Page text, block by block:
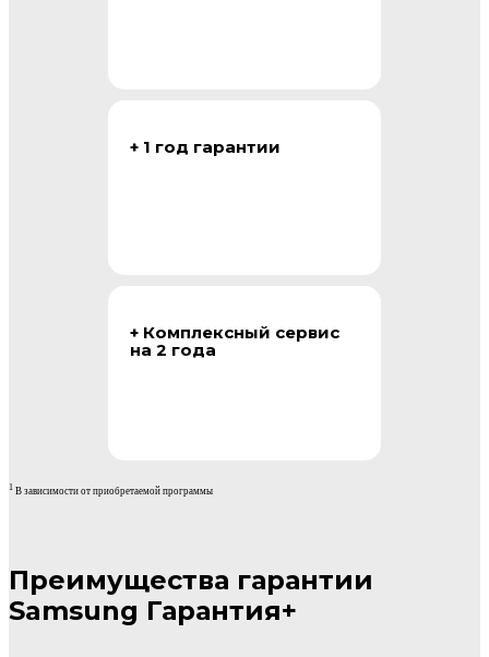
+ 1 год гарантии
+ Комплексный сервис
на 2 года
1 В зависимости от приобретаемой программы
Преимущества гарантии
Samsung Гарантия+